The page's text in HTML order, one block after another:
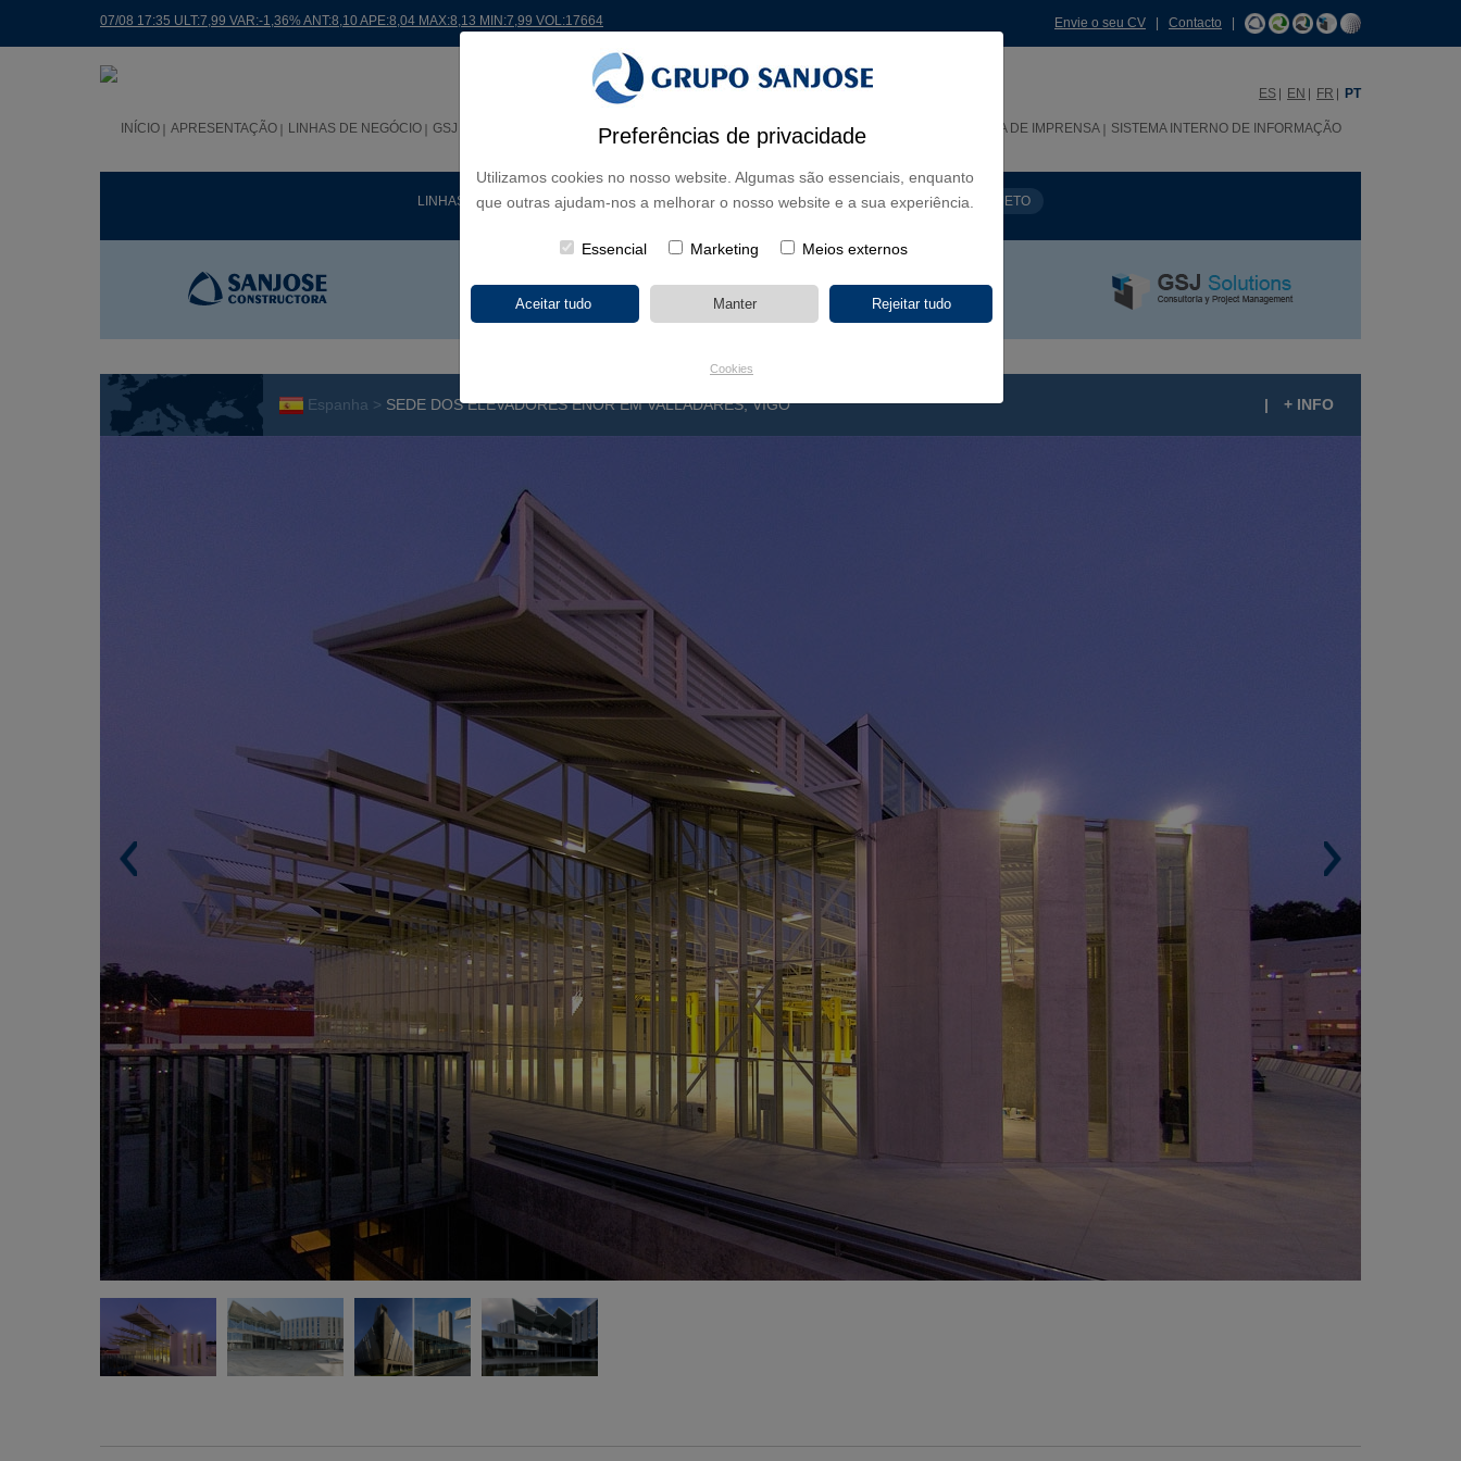
Preferências de privacidade
Utilizamos cookies no nosso website. Algumas são essenciais, enquanto
que outras ajudam-nos a melhorar o nosso website e a sua experiência.
Essencial Marketing Meios externos
Cookies
07/08 17:35 ULT:7,99 VAR:-1,36% ANT:8,10 APE:8,04 MAX:8,13 MIN:7,99 VOL:17664 Envie o seu CV Contacto
ES EN FR PT
INÍCIO APRESENTAÇÃO LINHAS DE NEGÓCIO GSJ NO MUNDO PROJETOS ACIONISTAS E INVESTIDORES INOVAÇÃO SALA DE IMPRENSA SISTEMA INTERNO DE INFORMAÇÃO
LINHAS DE NEGÓCIO CONTINENTES TIPOLOGIA DE OBRA NOME DO PROJETO
Espanha > SEDE DOS ELEVADORES ENOR EM VALLADARES, VIGO | + INFO